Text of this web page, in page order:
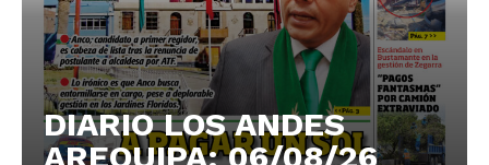
DIARIO LOS ANDES
AREQUIPA: 06/08/26